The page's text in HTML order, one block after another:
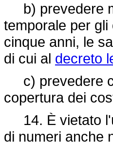
b) prevedere
temporale per
cinque anni, le
di cui al decreto
c) prevedere
copertura dei
14. È vietato
di numeri anche